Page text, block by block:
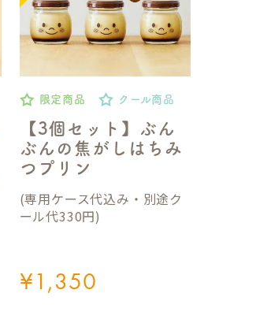
【3個セット】ぶん
ぶんの焦がしはちみ
つプリン
限定商品 クール商品
¥1,350
(専用ケース代込み・別途ク
ール代330円)